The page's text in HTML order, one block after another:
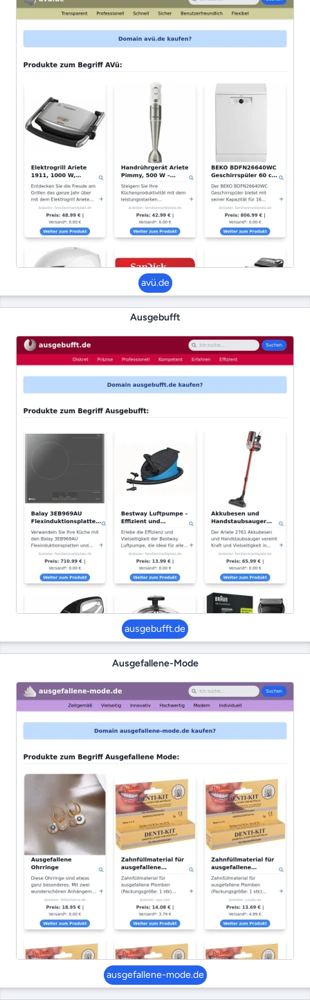
avü.de
Ausgebufft
ausgebufft.de
Ausgefallene-Mode
ausgefallene-mode.de